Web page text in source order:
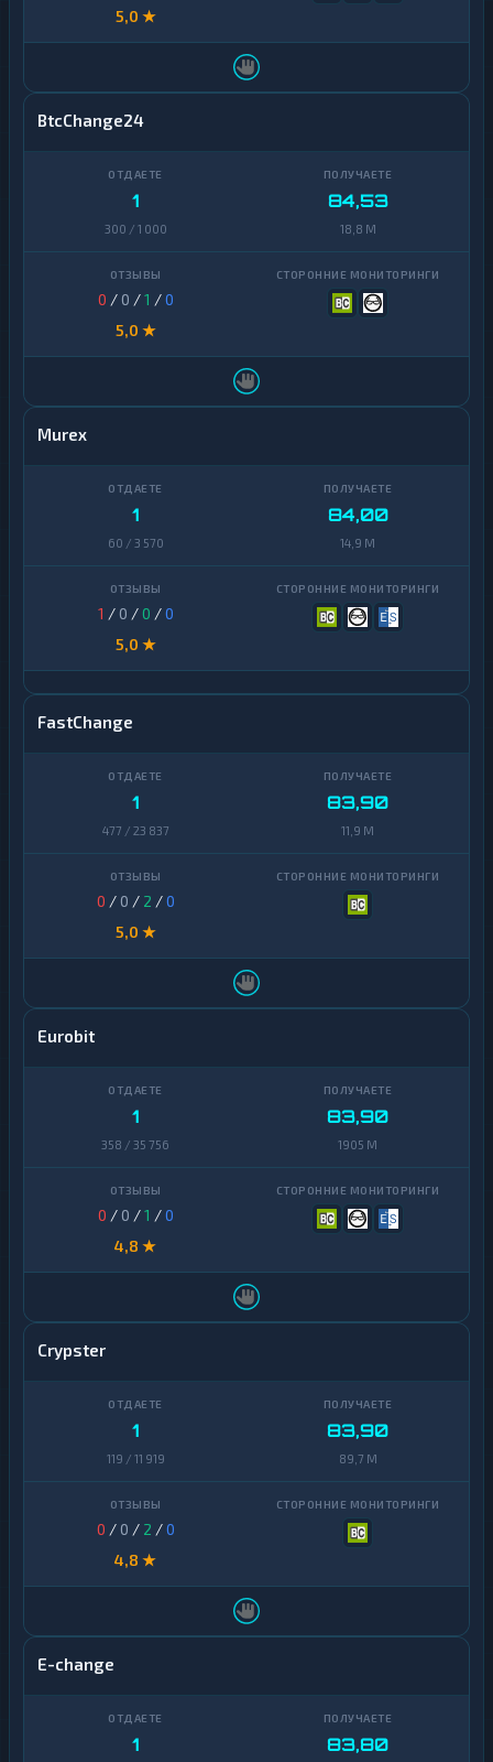
5,0 ★
BtcChange24
1
300 / 1 000
84,53
18,8 M
0 / 0 /1 /0
5,0 ★
Murex
1
60 / 3 570
84,00
14,9 M
1 / 0 /0 /0
5,0 ★
FastChange
1
477 / 23 837
83,90
11,9 M
0 / 0 / 2 /0
5,0 ★
Eurobit
1
358 / 35 756
83,90
1905 M
0 / 0 /1 /0
4,8 ★
Crypster
1
119 / 11 919
83,90
89,7 M
0 / 0 / 2 /0
4,8 ★
E-change
1 83,80